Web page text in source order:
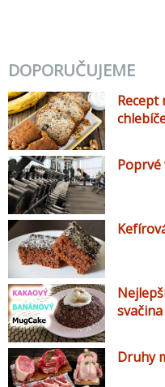
DOPORUČUJEME
Recept
Poprvé
svačina
Druhy